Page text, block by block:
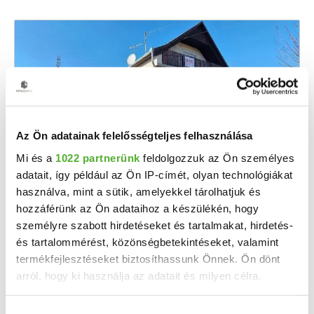
Az Ön adatainak felelősségteljes felhasználása
Mi és a 1022 partnerünk feldolgozzuk az Ön személyes
adatait, így például az Ön IP-címét, olyan technológiákat
használva, mint a sütik, amelyekkel tárolhatjuk és
hozzáférünk az Ön adataihoz a készülékén, hogy
személyre szabott hirdetéseket és tartalmakat, hirdetés-
és tartalommérést, közönségbetekintéseket, valamint
termékfejlesztéseket biztosíthassunk Önnek. Ön dönt
arról, hogy ki használja az adatait és milyen célra.
45.7 M Ft 317 361 Ft/m 2
Füzesgyarmat - Eladó családi ház
Eladásra kínálunk egy kétszintes családi ház Füzesgyarmaton a Kastélypark Fürdő ...
4 szoba 144 m
2
telekméret: 569 m² építés éve: 1985